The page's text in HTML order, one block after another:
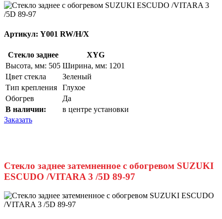
Артикул: Y001 RW/H/X
Стекло заднее
XYG
Высота, мм: 505 Ширина, мм: 1201
Цвет стекла
Зеленый
Тип крепления
Глухое
Обогрев
Да
В наличии:
в центре установки
Заказать
Стекло заднее затемненное с обогревом SUZUKI
ESCUDO /VITARA 3 /5D 89-97